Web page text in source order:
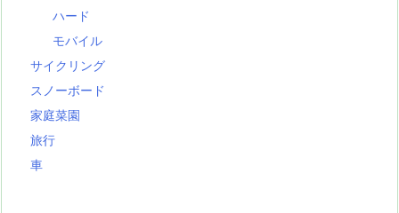
ハード
モバイル
サイクリング
スノーボード
家庭菜園
旅行
車